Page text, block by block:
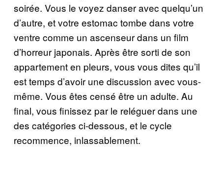
soirée. Vous le voyez danser avec quelqu’un
d’autre, et votre estomac tombe dans votre
ventre comme un ascenseur dans un film
d’horreur japonais. Après être sorti de son
appartement en pleurs, vous vous dites qu’il
est temps d’avoir une discussion avec vous-
même. Vous êtes censé être un adulte. Au
final, vous finissez par le reléguer dans une
des catégories ci-dessous, et le cycle
recommence, inlassablement.